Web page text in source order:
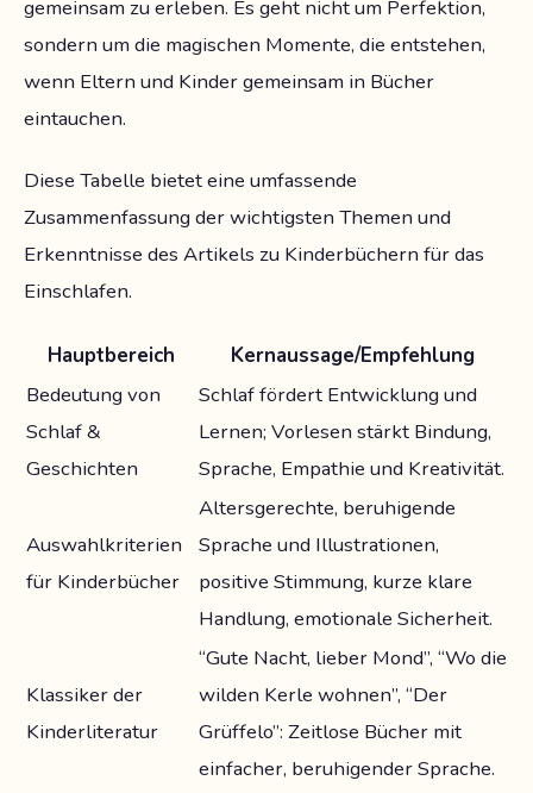
gemeinsam zu erleben. Es geht nicht um Perfektion,
sondern um die magischen Momente, die entstehen,
wenn Eltern und Kinder gemeinsam in Bücher
eintauchen.
Diese Tabelle bietet eine umfassende
Zusammenfassung der wichtigsten Themen und
Erkenntnisse des Artikels zu Kinderbüchern für das
Einschlafen.
Hauptbereich
Kernaussage/Empfehlung
Bedeutung von
Schlaf &
Geschichten
Schlaf fördert Entwicklung und
Lernen; Vorlesen stärkt Bindung,
Sprache, Empathie und Kreativität.
Auswahlkriterien
für Kinderbücher
Altersgerechte, beruhigende
Sprache und Illustrationen,
positive Stimmung, kurze klare
Handlung, emotionale Sicherheit.
Klassiker der
Kinderliteratur
“Gute Nacht, lieber Mond”, “Wo die
wilden Kerle wohnen”, “Der
Grüffelo”: Zeitlose Bücher mit
einfacher, beruhigender Sprache.